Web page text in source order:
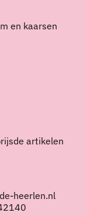
en kaarsen
artikelen
heerlen.nl